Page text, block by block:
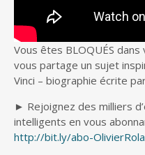
Vous êtes BLOQUÉS dans
vous partage un sujet
Vinci – biographie écrite
► Rejoignez des milliers
intelligents en vous
http://bit.ly/abo-